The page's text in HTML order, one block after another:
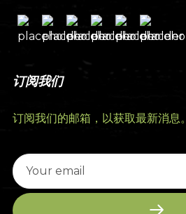
订阅我们
订阅我们的邮箱，以获取最新消息。